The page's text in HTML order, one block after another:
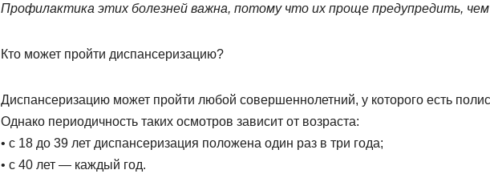
Профилактика этих болезней важна, потому что их проще предупредить,
Кто может пройти диспансеризацию?
Диспансеризацию может пройти любой совершеннолетний, у которого есть
Однако периодичность таких осмотров зависит от возраста:
• с 18 до 39 лет диспансеризация положена один раз в три года;
• с 40 лет — каждый год.